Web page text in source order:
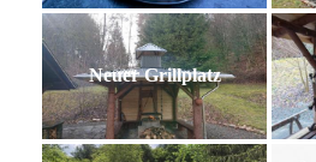
Neuer Grillplatz